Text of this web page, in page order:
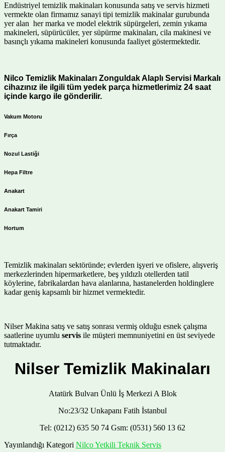
Endüstriyel temizlik makinaları konusunda satış ve servis hizmeti
vermekte olan firmamız sanayi tipi temizlik makinalar gurubunda
yer alan her marka ve model elektrik süpürgeleri, zemin yıkama
makineleri, süpürücüler, yer süpürme makinaları, cila makinesi ve
basınçlı yıkama makineleri konusunda faaliyet göstermektedir.
Nilco Temizlik Makinaları Zonguldak Alaplı Servisi Markalı
cihazınız ile ilgili tüm yedek parça hizmetlerimiz 24 saat
içinde kargo ile gönderilir.
Vakum Motoru
Fırça
Nozul Lastiği
Hepa Filtre
Anakart
Anakart Tamiri
Hortum
Temizlik makinaları sektöründe; evlerden işyeri ve ofislere, alışveriş
merkezlerinden hipermarketlere, beş yıldızlı otellerden tatil
köylerine, fabrikalardan hava alanlarına, hastanelerden holdinglere
kadar geniş kapsamlı bir hizmet vermektedir.
Nilser Makina satış ve satış sonrası vermiş olduğu esnek çalışma
saatlerine uyumlu servis ile müşteri memnuniyetini en üst seviyede
tutmaktadır.
Nilser Temizlik Makinaları
Atatürk Bulvarı Ünlü İş Merkezi A Blok
No:23/32 Unkapanı Fatih İstanbul
Tel: (0212) 635 50 74 Gsm: (0531) 560 13 62
Yayınlandığı Kategori Nilco Yetkili Teknik Servis